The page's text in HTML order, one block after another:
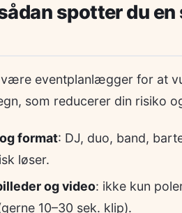
spotter du
eventplanlægger for at
som reducerer din risiko
format: DJ, duo, band,
løser.
og video: ikke kun
10–30 sek. klip).